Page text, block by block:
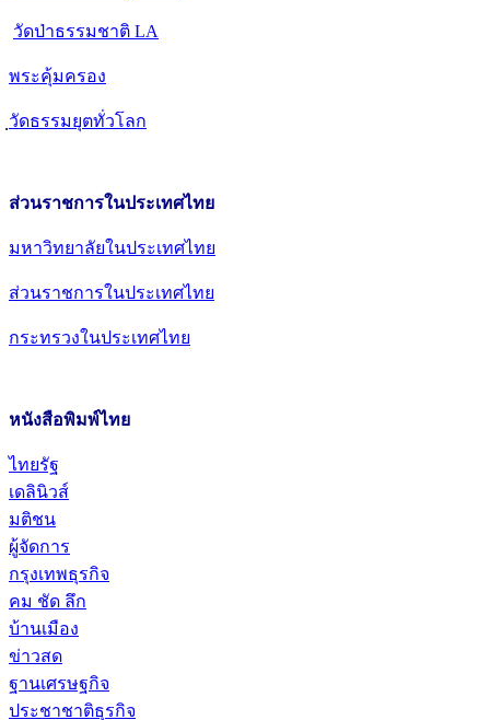
วัดป่าธรรมชาติ LA
พระคุ้มครอง
วัดธรรมยุตทั่วโลก
ส่วนราชการในประเทศไทย
มหาวิทยาลัยในประเทศไทย
ส่วนราชการในประเทศไทย
กระทรวงในประเทศไทย
หนังสือพิมพ์ไทย
ไทยรัฐ
เดลินิวส์
มติชน
ผู้จัดการ
กรุงเทพธุรกิจ
คม ชัด ลึก
บ้านเมือง
ข่าวสด
ฐานเศรษฐกิจ
ประชาชาติธุรกิจ